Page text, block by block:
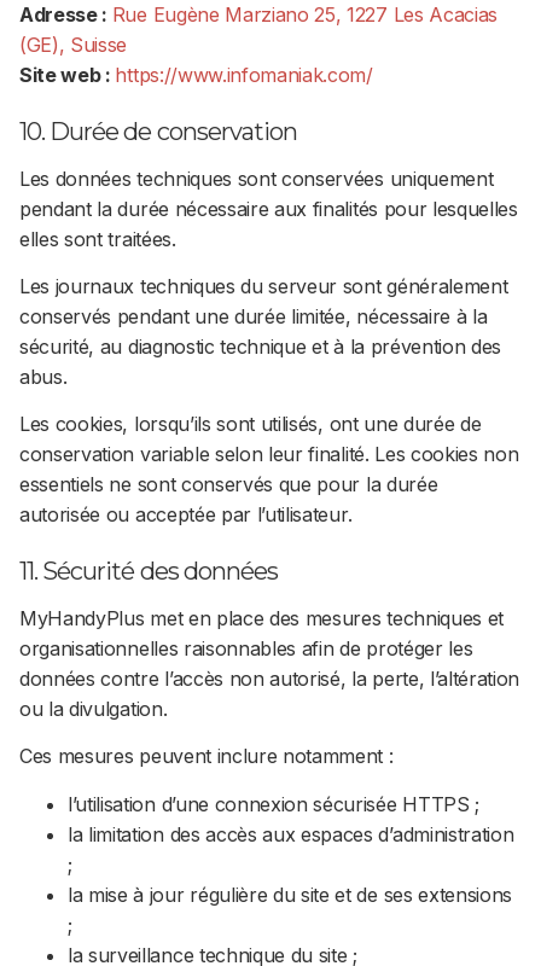
Adresse : Rue Eugène Marziano 25, 1227 Les Acacias
(GE), Suisse
Site web : https://www.infomaniak.com/
10. Durée de conservation
Les données techniques sont conservées uniquement
pendant la durée nécessaire aux finalités pour lesquelles
elles sont traitées.
Les journaux techniques du serveur sont généralement
conservés pendant une durée limitée, nécessaire à la
sécurité, au diagnostic technique et à la prévention des
abus.
Les cookies, lorsqu’ils sont utilisés, ont une durée de
conservation variable selon leur finalité. Les cookies non
essentiels ne sont conservés que pour la durée
autorisée ou acceptée par l’utilisateur.
11. Sécurité des données
MyHandyPlus met en place des mesures techniques et
organisationnelles raisonnables afin de protéger les
données contre l’accès non autorisé, la perte, l’altération
ou la divulgation.
Ces mesures peuvent inclure notamment :
l’utilisation d’une connexion sécurisée HTTPS ;
la limitation des accès aux espaces d’administration
;
la mise à jour régulière du site et de ses extensions
;
la surveillance technique du site ;